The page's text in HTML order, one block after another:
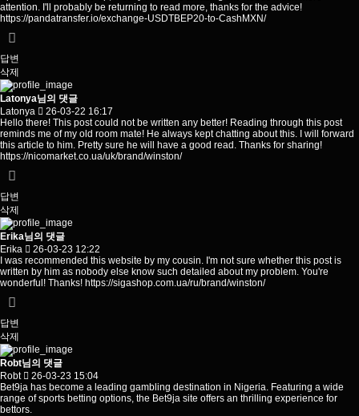
attention. I'll probably be returning to read more, thanks for the advice!
https://pandatransfer.io/exchange-USDTBEP20-to-CashMXN/
답변
삭제
Latonya님의 댓글
Latonya
26-03-22 16:17
Hello there! This post could not be written any better! Reading through this post
reminds me of my old room mate! He always kept chatting about this. I will forward
this article to him. Pretty sure he will have a good read. Thanks for sharing!
https://nicomarket.co.ua/uk/brand/winston/
답변
삭제
Erika님의 댓글
Erika
26-03-23 12:22
I was recommended this website by my cousin. I'm not sure whether this post is
written by him as nobody else know such detailed about my problem. You're
wonderful! Thanks! https://sigashop.com.ua/ru/brand/winston/
답변
삭제
Robt님의 댓글
Robt
26-03-23 15:04
Bet9ja has become a leading gambling destination in Nigeria. Featuring a wide
range of sports betting options, the Bet9ja site offers an thrilling experience for
bettors.